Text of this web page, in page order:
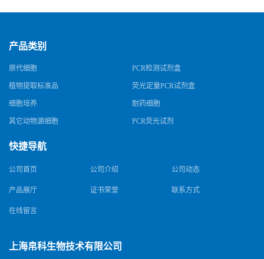
产品类别
原代细胞 PCR检测试剂盒
植物提取标准品 荧光定量PCR试剂盒
细胞培养 耐药细胞
其它动物源细胞 PCR荧光试剂
快捷导航
公司首页 公司介绍 公司动态
产品展厅 证书荣誉 联系方式
在线留言
上海帛科生物技术有限公司